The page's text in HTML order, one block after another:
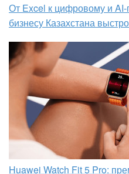
От Excel к цифровому и
бизнесу Казахстана
Huawei Watch Fit 5 Pro: